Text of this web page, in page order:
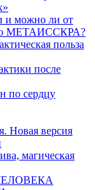
и можно ли от
МЕТАИССКРА?
польза
после
по сердцу
Новая версия
магическая